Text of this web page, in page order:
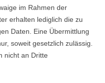
im Rahmen der
erhalten lediglich die zu
Daten. Eine Übermittlung
soweit gesetzlich zulässig.
nicht an Dritte